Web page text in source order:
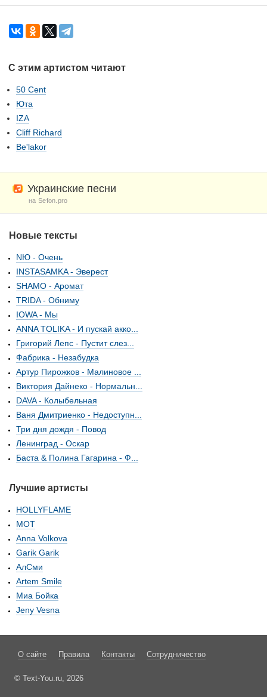
С этим артистом читают
50 Cent
Юта
IZA
Cliff Richard
Be'lakor
Украинские песни
на Sefon.pro
Новые тексты
NЮ - Очень
INSTASAMKA - Эверест
SHAMO - Аромат
TRIDA - Обниму
IOWA - Мы
ANNA TOLIKA - И пускай акко...
Григорий Лепс - Пустит слез...
Фабрика - Незабудка
Артур Пирожков - Малиновое ...
Виктория Дайнеко - Нормальн...
DAVA - Колыбельная
Ваня Дмитриенко - Недоступн...
Три дня дождя - Повод
Ленинград - Оскар
Баста & Полина Гагарина - Ф...
Лучшие артисты
HOLLYFLAME
МОТ
Anna Volkova
Garik Garik
АлСми
Artem Smile
Миа Бойка
Jeny Vesna
О сайте Правила Контакты Сотрудничество
© Text-You.ru, 2026